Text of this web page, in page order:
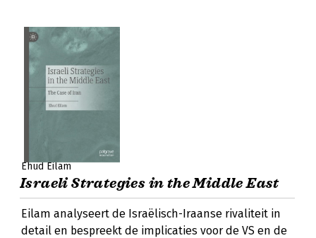
Ehud Eilam
Israeli Strategies in the Middle East
Eilam analyseert de Israëlisch-Iraanse rivaliteit in
detail en bespreekt de implicaties voor de VS en de